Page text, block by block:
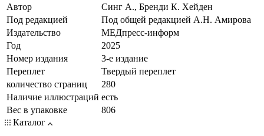
Автор
Синг А., Бренди К. Хейден
Под редакцией
Под общей редакцией А.Н. Амирова
Издательство
МЕДпресс-информ
Год
2025
Номер издания
3-е издание
Переплет
Твердый переплет
количество страниц
280
Наличие иллюстраций есть
Вес в упаковке
806
Каталог